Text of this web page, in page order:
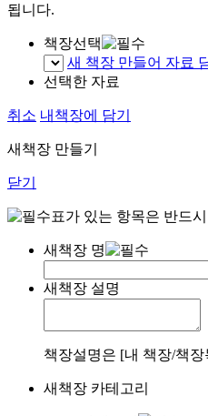
됩니다.
책장선택
새 책장 만들어 자료
선택한 자료
취소 내책장에 담기
새책장 만들기
닫기
표가 있는 항목은 반드
새책장 명
새책장 설명
책장설명은 [내 책장/책
새책장 카테고리